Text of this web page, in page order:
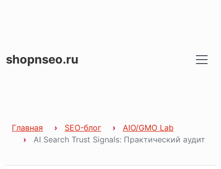
shopnseo.ru
Главная SEO-блог
AIO/GMO Lab
AI Search Trust Signals: Практический аудит